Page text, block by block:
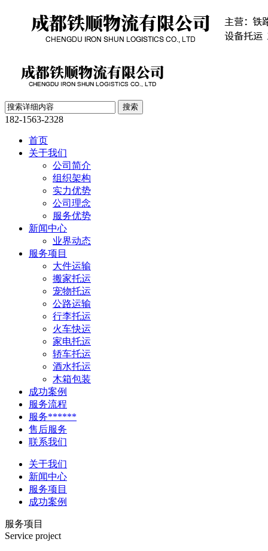
182-1563-2328
首页
关于我们
公司简介
组织架构
实力优势
公司理念
服务优势
新闻中心
业界动态
服务项目
大件运输
搬家托运
宠物托运
公路运输
行李托运
火车快运
家电托运
轿车托运
酒水托运
木箱包装
成功案例
服务流程
服务******
售后服务
联系我们
关于我们
新闻中心
服务项目
成功案例
服务项目
Service project